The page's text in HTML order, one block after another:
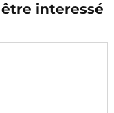
interessé